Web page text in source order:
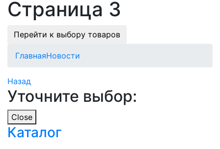
Страница 3
Перейти к выбору товаров
ГлавнаяНовости
Назад
Уточните выбор:
Close
Каталог